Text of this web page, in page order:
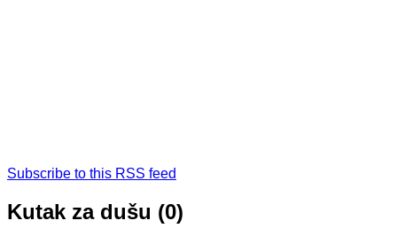
Subscribe to this RSS feed
Kutak za dušu (0)